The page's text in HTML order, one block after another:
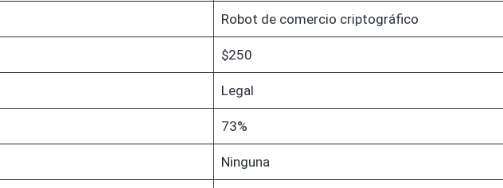
Robot de comercio criptográfico
$250
Legal
73%
Ninguna